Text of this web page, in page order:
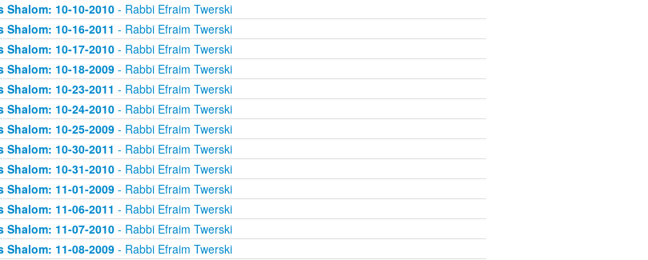
Shalom: 10-10-2010- Rabbi Efraim Twerski
Shalom: 10-16-2011 - Rabbi Efraim Twerski
Shalom: 10-17-2010- Rabbi Efraim Twerski
Shalom: 10-18-2009- Rabbi Efraim Twerski
Shalom: 10-23-2011 - Rabbi Efraim Twerski
Shalom: 10-24-2010- Rabbi Efraim Twerski
Shalom: 10-25-2009- Rabbi Efraim Twerski
Shalom: 10-30-2011 - Rabbi Efraim Twerski
Shalom: 10-31-2010- Rabbi Efraim Twerski
Shalom: 11-01-2009- Rabbi Efraim Twerski
Shalom: 11-06-2011 - Rabbi Efraim Twerski
Shalom: 11-07-2010- Rabbi Efraim Twerski
Shalom: 11-08-2009- Rabbi Efraim Twerski